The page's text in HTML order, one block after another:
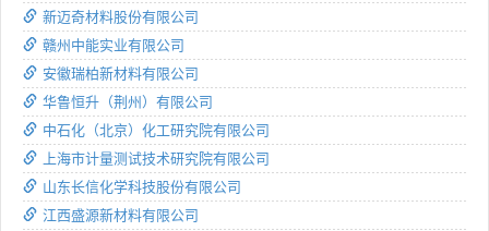
新迈奇材料股份有限公司
赣州中能实业有限公司
安徽瑞柏新材料有限公司
华鲁恒升（荆州）有限公司
中石化（北京）化工研究院有限公司
上海市计量测试技术研究院有限公司
山东长信化学科技股份有限公司
江西盛源新材料有限公司